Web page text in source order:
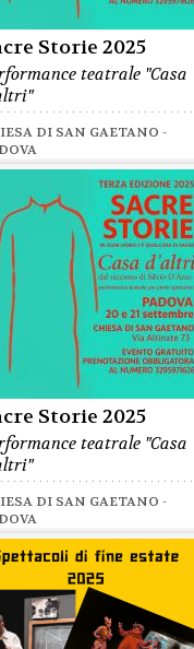
Storie 2025
teatrale "Casa
DI SAN GAETANO -
Storie 2025
teatrale "Casa
DI SAN GAETANO -